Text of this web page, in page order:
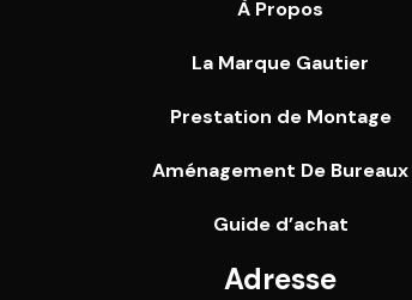
À Propos
La Marque Gautier
Prestation de Montage
Aménagement De Bureaux
Guide d’achat
Adresse